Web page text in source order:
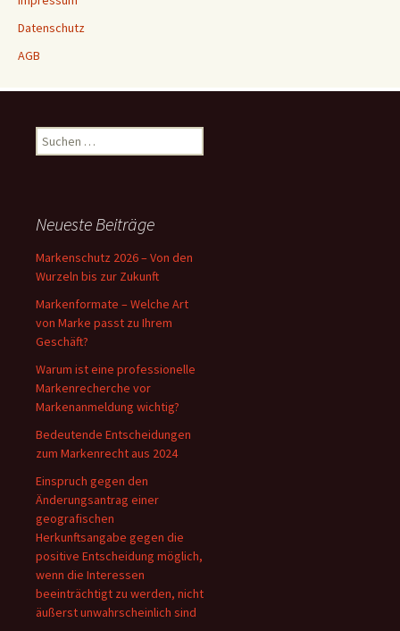
Datenschutz
AGB
Suchen
nach:
Neueste Beiträge
Markenschutz 2026 – Von den
Wurzeln bis zur Zukunft
Markenformate – Welche Art
von Marke passt zu Ihrem
Geschäft?
Warum ist eine professionelle
Markenrecherche vor
Markenanmeldung wichtig?
Bedeutende Entscheidungen
zum Markenrecht aus 2024
Einspruch gegen den
Änderungsantrag einer
geografischen
Herkunftsangabe gegen die
positive Entscheidung möglich,
wenn die Interessen
beeinträchtigt zu werden, nicht
äußerst unwahrscheinlich sind